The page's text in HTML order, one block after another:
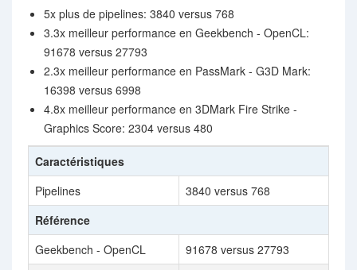
5x plus de pipelines: 3840 versus 768
3.3x meilleur performance en Geekbench - OpenCL:
91678 versus 27793
2.3x meilleur performance en PassMark - G3D Mark:
16398 versus 6998
4.8x meilleur performance en 3DMark Fire Strike -
Graphics Score: 2304 versus 480
Caractéristiques
Pipelines
3840 versus 768
Référence
Geekbench - OpenCL
91678 versus 27793